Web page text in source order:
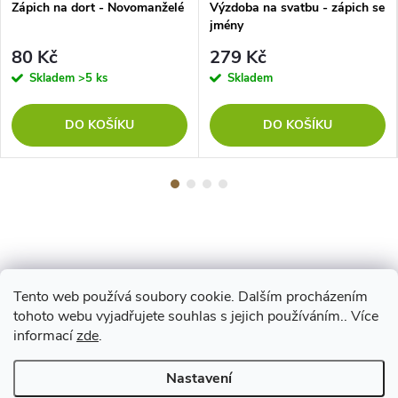
Tento web používá soubory cookie. Dalším procházením
tohoto webu vyjadřujete souhlas s jejich používáním.. Více
informacízde.
Nastavení
Zápich na dort - Novomanželé
80 Kč
Skladem >5 ks
DO KOŠÍKU
Výzdoba na svatbu - zápich se
jmény
279 Kč
Skladem
DO KOŠÍKU
Z
á